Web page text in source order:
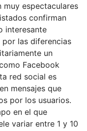
muy espectaculares
confirman
interesante
por las diferencias
un
Facebook
red social es
mensajes que
por los usuarios.
en el que
variar entre 1 y 10